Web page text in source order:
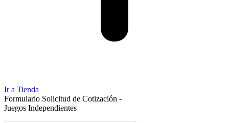
Ir a Tienda
Formulario Solicitud de Cotización -
Juegos Independientes